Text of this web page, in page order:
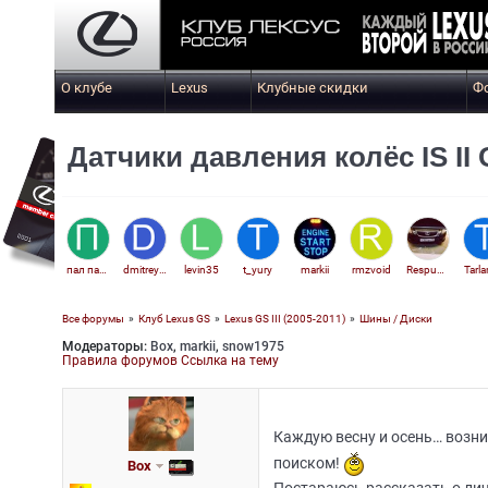
О клубе Lexus Клубные скидки
Датчики давления колёс IS II
пал палыч dmitrey1087751 levin35 t_yury markii rmzvoid
tedoks
Все форумы » Клуб Lexus GS» Lexus GS III (2005-2011)» Шины / Диски
Модераторы: Box, markii, snow1975
Правила форумов Ссылка на тему
Box
Каждую весну и осень…
поиском!